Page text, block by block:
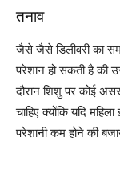
तनाव
जैसे जैसे डिलीवरी का
परेशान हो सकती है की
दौरान शिशु पर कोई
चाहिए क्योंकि यदि
परेशानी कम होने की